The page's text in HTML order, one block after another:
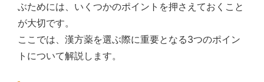
ぶためには、いくつかのポイントを押さえておくこと
が大切です。
ここでは、漢方薬を選ぶ際に重要となる3つのポイン
トについて解説します。